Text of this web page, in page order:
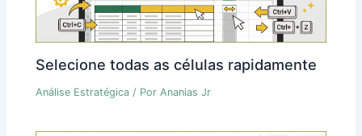
Selecione todas as células rapidamente
Análise Estratégica / PorAnanias Jr